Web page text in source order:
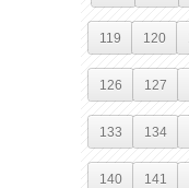
119 120
126 127
133 134
140 141